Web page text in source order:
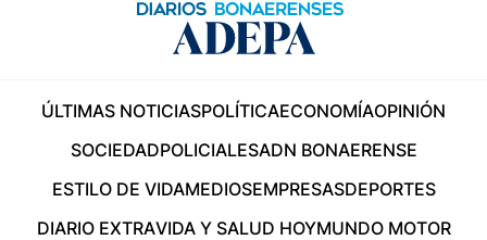
ÚLTIMAS NOTICIASPOLÍTICAECONOMÍAOPINIÓN
SOCIEDADPOLICIALESADN BONAERENSE
ESTILO DE VIDAMEDIOSEMPRESASDEPORTES
DIARIO EXTRAVIDA Y SALUD HOYMUNDO MOTOR